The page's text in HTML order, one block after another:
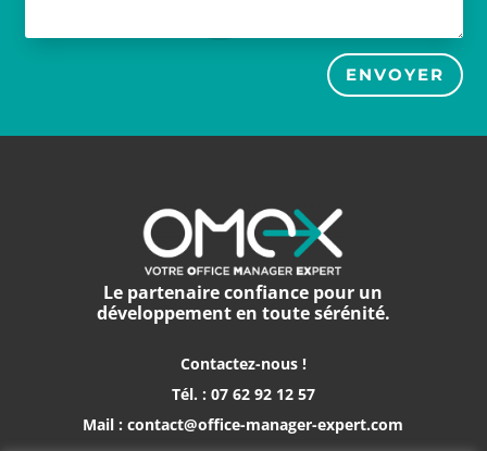
ENVOYER
Le partenaire confiance pour un
développement en toute sérénité.
Contactez-nous !
Tél. : 07 62 92 12 57
Mail : contact@office-manager-expert.com